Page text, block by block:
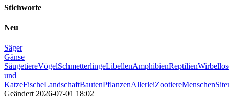
Stichworte
Neu
Säger
Gänse
SäugetiereVögelSchmetterlingeLibellenAmphibienReptilien
und
KatzeFischeLandschaftBautenPflanzenAllerleiZootiereMenschen
Geändert 2026-07-01 18:02